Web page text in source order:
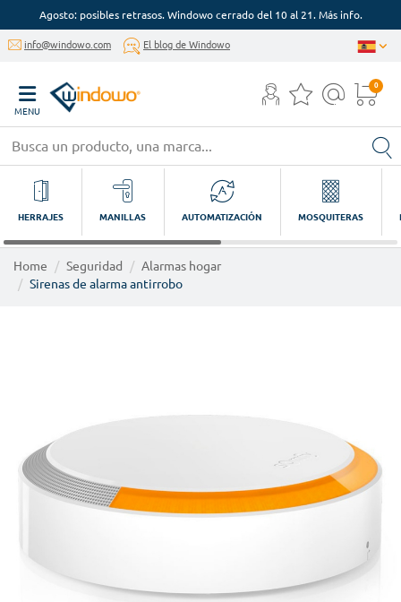
Agosto: posibles retrasos. Windowo cerrado del 10 al 21. Más info.
info@windowo.com El blog de Windowo
MENU
0
HERRAJES MANILLAS AUTOMATIZACIÓN MOSQUITERAS
Home Seguridad
Alarmas hogar
Sirenas de alarma antirrobo